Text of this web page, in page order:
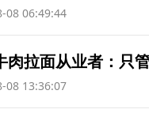
08 06:49:44
肉拉面从业者：只
08 13:36:07